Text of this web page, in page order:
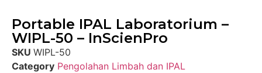
Portable IPAL Laboratorium –
WIPL-50 – InScienPro
SKU WIPL-50
Category Pengolahan Limbah dan IPAL